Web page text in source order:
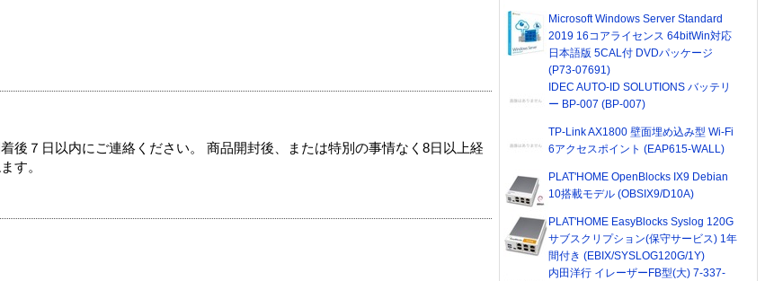
後７日以内にご連絡ください。 商品開封後、または特別の事情なく8日以上経
す。
Microsoft Windows Server Standard
2019 16コアライセンス 64bitWin対応
日本語版 5CAL付 DVDパッケージ
(P73-07691)
IDEC AUTO-ID SOLUTIONS バッテリ
ー BP-007 (BP-007)
TP-Link AX1800 壁面埋め込み型 Wi-Fi
6アクセスポイント (EAP615-WALL)
PLAT'HOME OpenBlocks IX9 Debian
10搭載モデル (OBSIX9/D10A)
PLAT'HOME EasyBlocks Syslog 120G
サブスクリプション(保守サービス) 1年
間付き (EBIX/SYSLOG120G/1Y)
内田洋行 イレーザーFB型(大) 7-337-